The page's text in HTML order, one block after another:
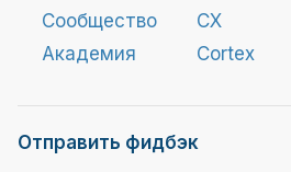
Сообщество
Академия
CX
Cortex
Отправить фидбэк